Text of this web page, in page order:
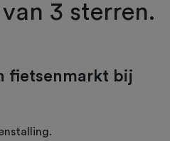
3 sterren.
fietsenmarkt bij